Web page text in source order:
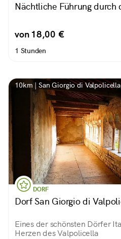
Nächtliche Führung durch
von 18,00 €
1 Stunden
10km | San Giorgio di
DORF
Dorf San Giorgio di
Eines der schönsten Dörfer
Herzen des Valpolicella